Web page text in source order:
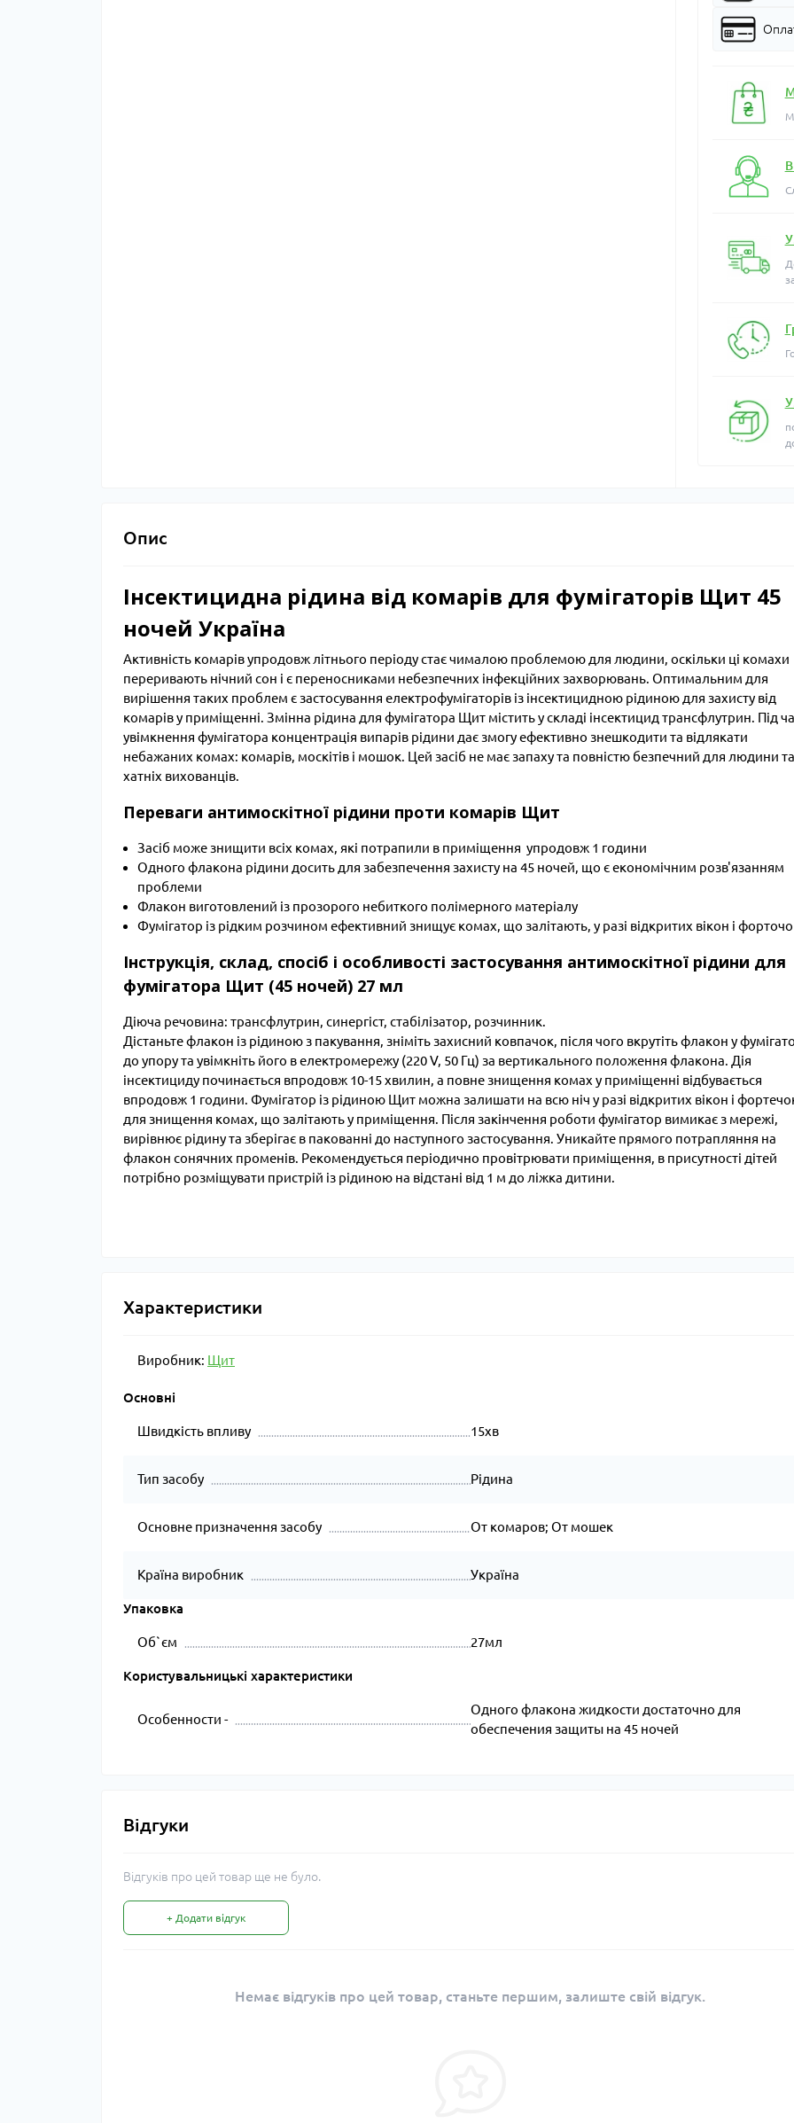
Опис
Інсектицидна рідина від комарів для фумігаторів Щит 45
ночей Україна
Активність комарів упродовж літнього періоду стає чималою проблемою для людини, оскільки ці комахи
переривають нічний сон і є переносниками небезпечних інфекційних захворювань. Оптимальним для
вирішення таких проблем є застосування електрофумігаторів із інсектицидною рідиною для захисту від
комарів у приміщенні. Змінна рідина для фумігатора Щит містить у складі інсектицид трансфлутрин. Під
увімкнення фумігатора концентрація випарів рідини дає змогу ефективно знешкодити та відлякати
небажаних комах: комарів, москітів і мошок. Цей засіб не має запаху та повністю безпечний для людини та
хатніх вихованців.
Переваги антимоскітної рідини проти комарів Щит
Засіб може знищити всіх комах, які потрапили в приміщення упродовж 1 години
Одного флакона рідини досить для забезпечення захисту на 45 ночей, що є економічним розв'язанням
проблеми
Флакон виготовлений із прозорого небиткого полімерного матеріалу
Фумігатор із рідким розчином ефективний знищує комах, що залітають, у разі відкритих вікон і
Інструкція, склад, спосіб і особливості застосування антимоскітної рідини для
фумігатора Щит (45 ночей) 27 мл
Діюча речовина: трансфлутрин, синергіст, стабілізатор, розчинник.
Дістаньте флакон із рідиною з пакування, зніміть захисний ковпачок, після чого вкрутіть флакон у
до упору та увімкніть його в електромережу (220 V, 50 Гц) за вертикального положення флакона. Дія
інсектициду починається впродовж 10-15 хвилин, а повне знищення комах у приміщенні відбувається
впродовж 1 години. Фумігатор із рідиною Щит можна залишати на всю ніч у разі відкритих вікон і
для знищення комах, що залітають у приміщення. Після закінчення роботи фумігатор вимикає з мережі,
вирівнює рідину та зберігає в пакованні до наступного застосування. Уникайте прямого потрапляння на
флакон сонячних променів. Рекомендується періодично провітрювати приміщення, в присутності дітей
потрібно розміщувати пристрій із рідиною на відстані від 1 м до ліжка дитини.
Характеристики
Виробник: Щит
Основні
Швидкість впливу 15хв
Тип засобу Рідина
Основне призначення засобу От комаров; От мошек
Країна виробник Україна
Упаковка
Об`єм 27мл
Користувальницькі характеристики
Особенности -
Одного флакона жидкости достаточно для
обеспечения защиты на 45 ночей
Відгуки
Відгуків про цей товар ще не було.
+ Додати відгук
Немає відгуків про цей товар, станьте першим, залиште свій відгук.